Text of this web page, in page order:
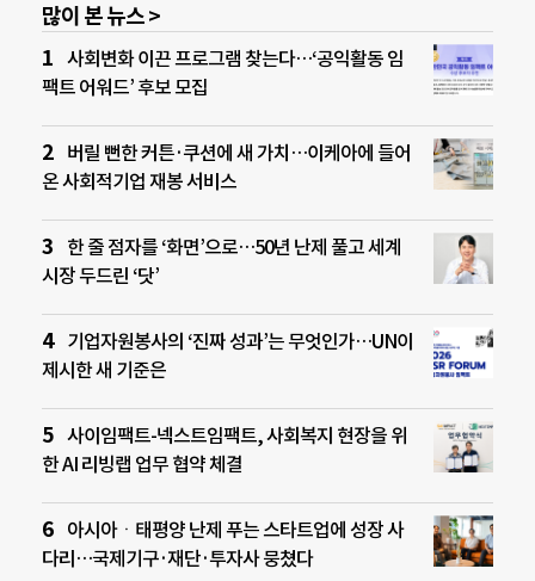
많이 본 뉴스 >
사회변화 이끈 프로그램 찾는다…‘공익활동 임
팩트 어워드’ 후보 모집
버릴 뻔한 커튼·쿠션에 새 가치…이케아에 들어
온 사회적기업 재봉 서비스
한 줄 점자를 ‘화면’으로…50년 난제 풀고 세계
시장 두드린 ‘닷’
기업자원봉사의 ‘진짜 성과’는 무엇인가…UN이
제시한 새 기준은
사이임팩트-넥스트임팩트, 사회복지 현장을 위
한 AI 리빙랩 업무 협약 체결
아시아ㆍ태평양 난제 푸는 스타트업에 성장 사
다리…국제기구·재단·투자사 뭉쳤다